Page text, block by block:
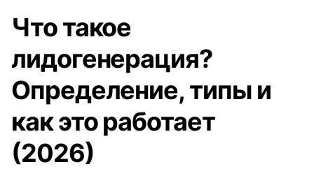
Что такое
лидогенерация?
Определение, типы и
как это работает
(2026)